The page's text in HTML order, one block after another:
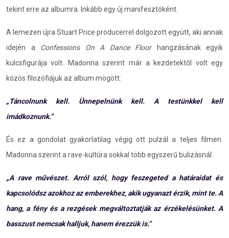
tekint erre az albumra. Inkább egy új manifesztóként.
A lemezen újra Stuart Price producerrel dolgozott együtt, aki annak
idején a Confessions On A Dance Floorhangzásának egyik
kulcsfigurája volt. Madonna szerint már a kezdetektől volt egy
közös filozófiájuk az album mögött:
„Táncolnunk kell. Ünnepelnünk kell. A testünkkel kell
imádkoznunk.”
És ez a gondolat gyakorlatilag végig ott pulzál a teljes filmen.
Madonna szerint a rave-kultúra sokkal több egyszerű bulizásnál.
„A rave művészet. Arról szól, hogy feszegeted a határaidat és
kapcsolódsz azokhoz az emberekhez, akik ugyanazt érzik, mint te. A
hang, a fény és a rezgések megváltoztatják az érzékelésünket. A
basszust nemcsak halljuk, hanem érezzük is.”